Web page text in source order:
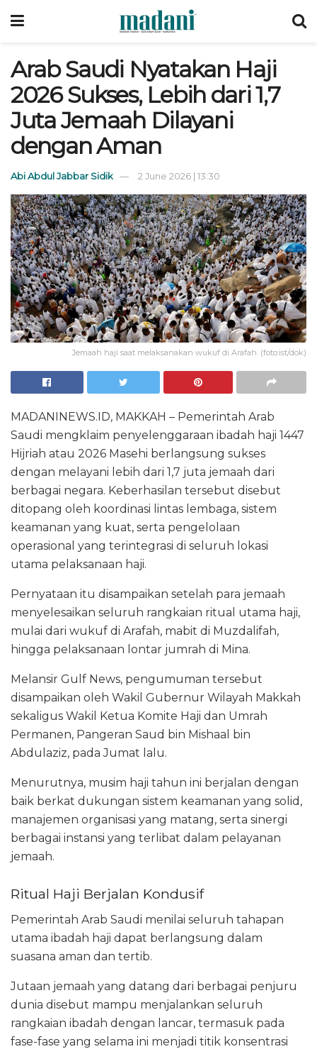
Arab Saudi Nyatakan Haji
2026 Sukses, Lebih dari 1,7
Juta Jemaah Dilayani
dengan Aman
Abi Abdul Jabbar Sidik 2 June 2026 | 13:30
Jemaah haji saat melaksanakan wukuf di Arafah. (foto:ist/dok)
MADANINEWS.ID, MAKKAH – Pemerintah Arab
Saudi mengklaim penyelenggaraan ibadah haji 1447
Hijriah atau 2026 Masehi berlangsung sukses
dengan melayani lebih dari 1,7 juta jemaah dari
berbagai negara. Keberhasilan tersebut disebut
ditopang oleh koordinasi lintas lembaga, sistem
keamanan yang kuat, serta pengelolaan
operasional yang terintegrasi di seluruh lokasi
utama pelaksanaan haji.
Pernyataan itu disampaikan setelah para jemaah
menyelesaikan seluruh rangkaian ritual utama haji,
mulai dari wukuf di Arafah, mabit di Muzdalifah,
hingga pelaksanaan lontar jumrah di Mina.
Melansir Gulf News, pengumuman tersebut
disampaikan oleh Wakil Gubernur Wilayah Makkah
sekaligus Wakil Ketua Komite Haji dan Umrah
Permanen, Pangeran Saud bin Mishaal bin
Abdulaziz, pada Jumat lalu.
Menurutnya, musim haji tahun ini berjalan dengan
baik berkat dukungan sistem keamanan yang solid,
manajemen organisasi yang matang, serta sinergi
berbagai instansi yang terlibat dalam pelayanan
jemaah.
Ritual Haji Berjalan Kondusif
Pemerintah Arab Saudi menilai seluruh tahapan
utama ibadah haji dapat berlangsung dalam
suasana aman dan tertib.
Jutaan jemaah yang datang dari berbagai penjuru
dunia disebut mampu menjalankan seluruh
rangkaian ibadah dengan lancar, termasuk pada
fase-fase yang selama ini menjadi titik konsentrasi